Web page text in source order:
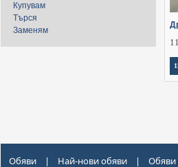
Купувам
Търся
Заменям
Обяви | Най-нови обяви | Обяви